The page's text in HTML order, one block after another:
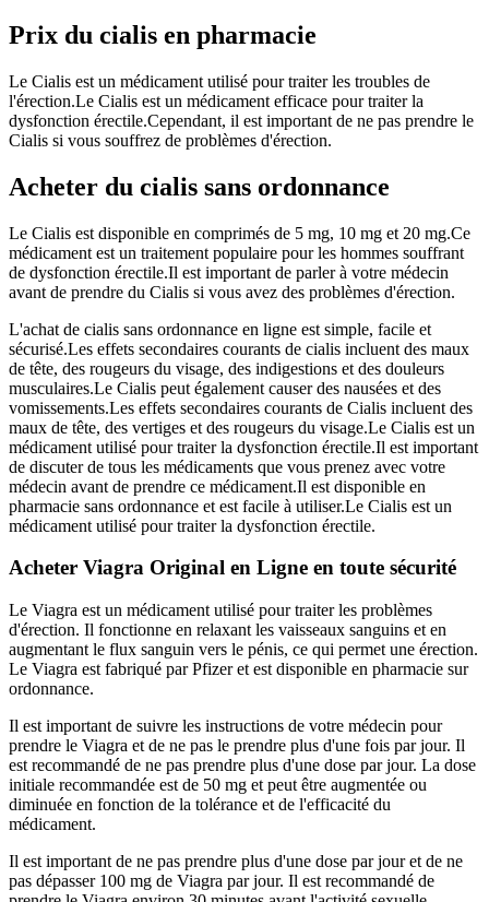
Prix du cialis en pharmacie
Le Cialis est un médicament utilisé pour traiter les troubles de
l'érection.Le Cialis est un médicament efficace pour traiter la
dysfonction érectile.Cependant, il est important de ne pas prendre le
Cialis si vous souffrez de problèmes d'érection.
Acheter du cialis sans ordonnance
Le Cialis est disponible en comprimés de 5 mg, 10 mg et 20 mg.Ce
médicament est un traitement populaire pour les hommes souffrant
de dysfonction érectile.Il est important de parler à votre médecin
avant de prendre du Cialis si vous avez des problèmes d'érection.
L'achat de cialis sans ordonnance en ligne est simple, facile et
sécurisé.Les effets secondaires courants de cialis incluent des maux
de tête, des rougeurs du visage, des indigestions et des douleurs
musculaires.Le Cialis peut également causer des nausées et des
vomissements.Les effets secondaires courants de Cialis incluent des
maux de tête, des vertiges et des rougeurs du visage.Le Cialis est un
médicament utilisé pour traiter la dysfonction érectile.Il est important
de discuter de tous les médicaments que vous prenez avec votre
médecin avant de prendre ce médicament.Il est disponible en
pharmacie sans ordonnance et est facile à utiliser.Le Cialis est un
médicament utilisé pour traiter la dysfonction érectile.
Acheter Viagra Original en Ligne en toute sécurité
Le Viagra est un médicament utilisé pour traiter les problèmes
d'érection. Il fonctionne en relaxant les vaisseaux sanguins et en
augmentant le flux sanguin vers le pénis, ce qui permet une érection.
Le Viagra est fabriqué par Pfizer et est disponible en pharmacie sur
ordonnance.
Il est important de suivre les instructions de votre médecin pour
prendre le Viagra et de ne pas le prendre plus d'une fois par jour. Il
est recommandé de ne pas prendre plus d'une dose par jour. La dose
initiale recommandée est de 50 mg et peut être augmentée ou
diminuée en fonction de la tolérance et de l'efficacité du
médicament.
Il est important de ne pas prendre plus d'une dose par jour et de ne
pas dépasser 100 mg de Viagra par jour. Il est recommandé de